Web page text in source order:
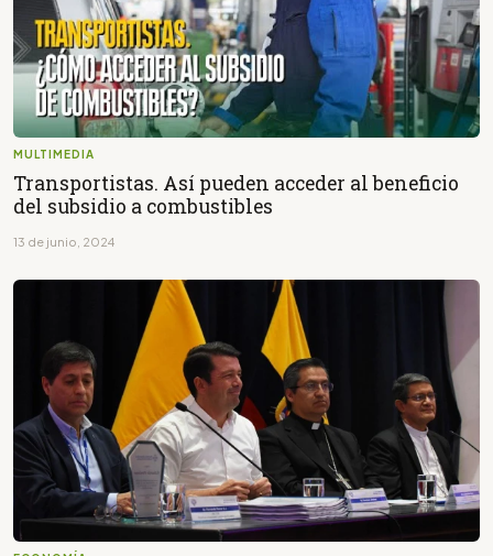
MULTIMEDIA
Transportistas. Así pueden acceder al beneficio
del subsidio a combustibles
13 de junio, 2024